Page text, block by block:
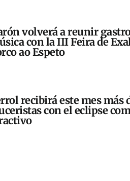
volverá a reunir
con la III Feira de
ao Espeto
recibirá este mes más
con el eclipse